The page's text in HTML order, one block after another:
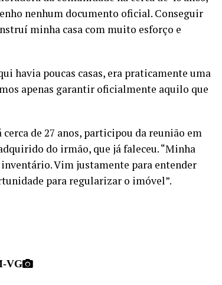
nenhum documento oficial. Conseguir
minha casa com muito esforço e
havia poucas casas, era praticamente uma
apenas garantir oficialmente aquilo que
de 27 anos, participou da reunião em
do irmão, que já faleceu. “Minha
Vim justamente para entender
para regularizar o imóvel”.
VG